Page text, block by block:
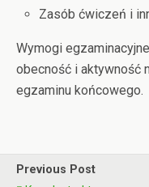
Zasób ćwiczeń i
Wymogi
obecność i aktywność
egzaminu końcowego.
Previous Post